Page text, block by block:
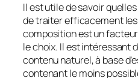
Il est utile de savoir
de traiter efficacement
composition est un
le choix. Il est intéressant
contenu naturel, à base
contenant le moins